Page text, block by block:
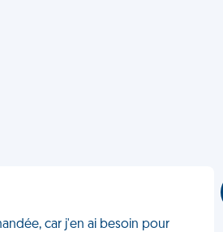
car j'en ai besoin pour